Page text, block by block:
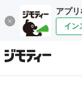
アプ
イン